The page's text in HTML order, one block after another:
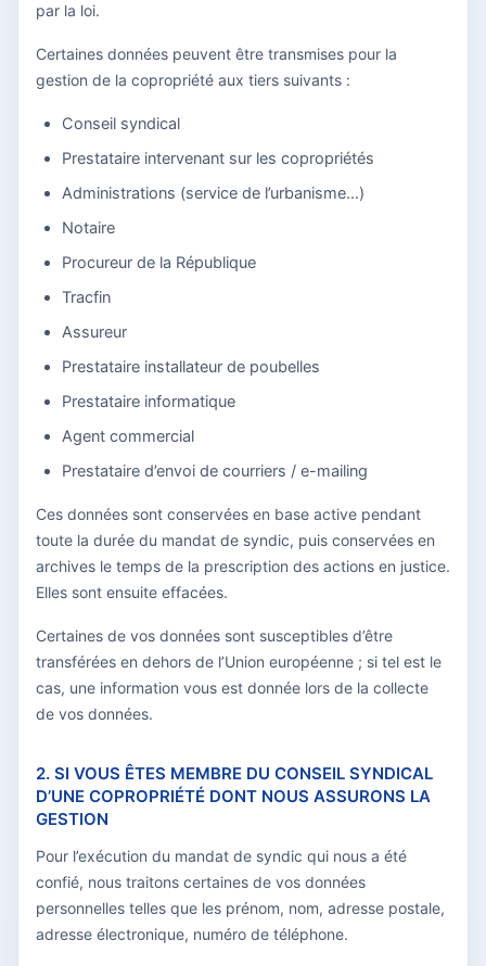
par la loi.
Certaines données peuvent être transmises pour la
gestion de la copropriété aux tiers suivants :
Conseil syndical
Prestataire intervenant sur les copropriétés
Administrations (service de l’urbanisme…)
Notaire
Procureur de la République
Tracfin
Assureur
Prestataire installateur de poubelles
Prestataire informatique
Agent commercial
Prestataire d’envoi de courriers / e-mailing
Ces données sont conservées en base active pendant
toute la durée du mandat de syndic, puis conservées en
archives le temps de la prescription des actions en justice.
Elles sont ensuite effacées.
Certaines de vos données sont susceptibles d’être
transférées en dehors de l’Union européenne ; si tel est le
cas, une information vous est donnée lors de la collecte
de vos données.
2. SI VOUS ÊTES MEMBRE DU CONSEIL SYNDICAL
D’UNE COPROPRIÉTÉ DONT NOUS ASSURONS LA
GESTION
Pour l’exécution du mandat de syndic qui nous a été
confié, nous traitons certaines de vos données
personnelles telles que les prénom, nom, adresse postale,
adresse électronique, numéro de téléphone.